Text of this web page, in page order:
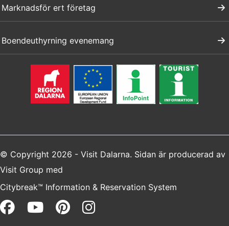
Marknadsför ert företag
Boendeuthyrning evenemang
© Copyright 2026 - Visit Dalarna. Sidan är producerad av
Visit Group med
Citybreak™ Information & Reservation System
Facebook (opens in a new
Youtube (opens in a new
Pinterest (opens in a
Instagram (opens